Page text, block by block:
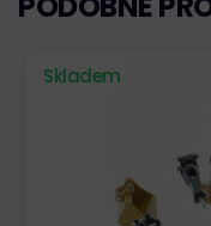
Skladem